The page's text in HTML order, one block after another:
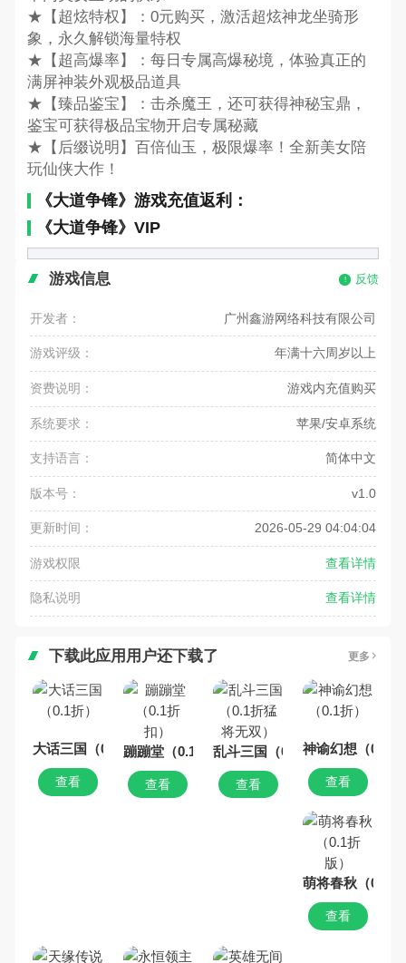
★【超炫特权】：0元购买，激活超炫神龙坐骑形
象，永久解锁海量特权
★【超高爆率】：每日专属高爆秘境，体验真正的
满屏神装外观极品道具
★【臻品鉴宝】：击杀魔王，还可获得神秘宝鼎，
鉴宝可获得极品宝物开启专属秘藏
★【后缀说明】百倍仙玉，极限爆率！全新美女陪
玩仙侠大作！
《大道争锋》游戏充值返利：
《大道争锋》VIP
游戏信息 反馈
开发者： 广州鑫游网络科技有限公司
游戏评级： 年满十六周岁以上
资费说明： 游戏内充值购买
系统要求： 苹果/安卓系统
支持语言： 简体中文
版本号： v1.0
更新时间： 2026-05-29 04:04:04
游戏权限 查看详情
隐私说明 查看详情
下载此应用用户还下载了 更多
大话三国（0.1折）
查看
蹦蹦堂（0.1折扣）
查看
乱斗三国（0.1折猛将无双）
查看
神谕幻想（0.1折
查看
萌将春秋（0.1折
查看